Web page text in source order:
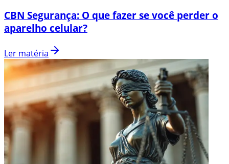
CBN Segurança: O que fazer se você perder o
aparelho celular?
Ler matéria